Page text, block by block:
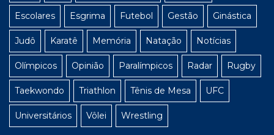
Escolares Esgrima Futebol Gestão Ginástica
Judô Karatê Memória Natação Notícias
Olímpicos Opinião Paralímpicos Radar Rugby
Taekwondo Triathlon Tênis de Mesa UFC
Universitários Vôlei Wrestling